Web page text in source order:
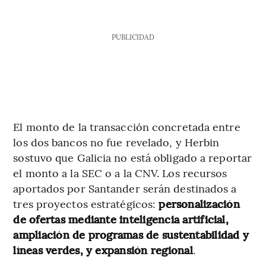
PUBLICIDAD
El monto de la transacción concretada entre
los dos bancos no fue revelado, y Herbin
sostuvo que Galicia no está obligado a reportar
el monto a la SEC o a la CNV. Los recursos
aportados por Santander serán destinados a
tres proyectos estratégicos:personalización
de ofertas mediante inteligencia artificial,
ampliación de programas de sustentabilidad y
líneas verdes, y expansión regional.